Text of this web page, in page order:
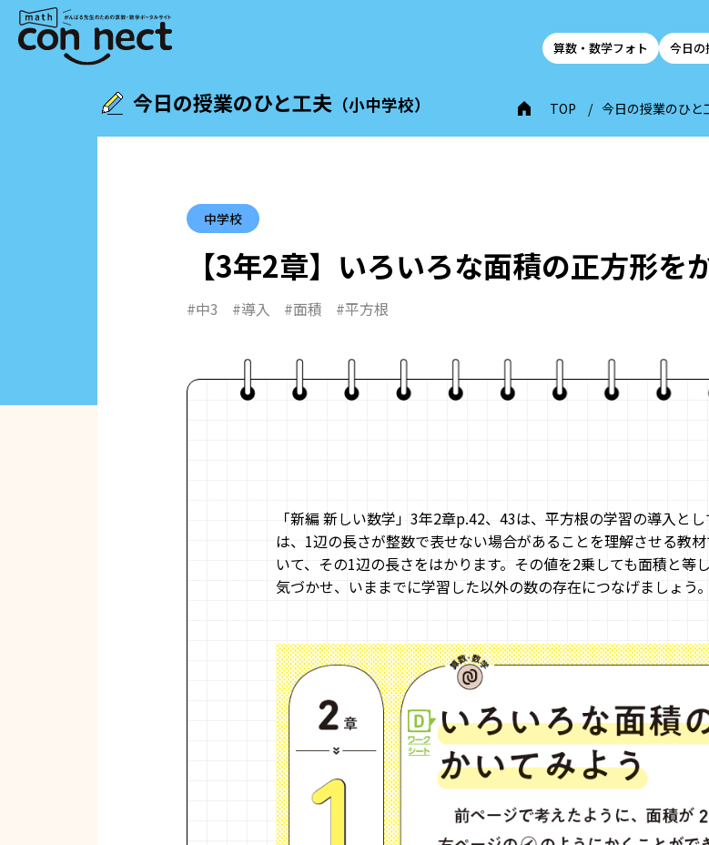
算数・数学フォト 今日の
今日の授業のひと工夫 （小中学校） TOP 今日の授業のひと
中学校
【3年2章】 いろいろな面積の正方形を
#中3 #導入 #面積 #平方根
「新編 新しい数学」3年2章p.42、43は、平方根の学習の導入と
は、1辺の長さが整数で表せない場合があることを理解させる教
いて、その1辺の長さをはかります。その値を2乗しても面積と等
気づかせ、いままでに学習した以外の数の存在につなげましょう。